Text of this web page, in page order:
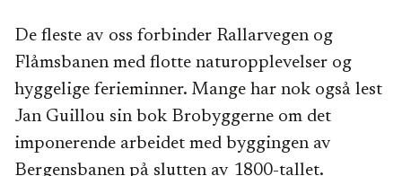
De fleste av oss forbinder Rallarvegen og
Flåmsbanen med flotte naturopplevelser og
hyggelige ferieminner. Mange har nok også lest
Jan Guillou sin bok Brobyggerne om det
imponerende arbeidet med byggingen av
Bergensbanen på slutten av 1800-tallet.